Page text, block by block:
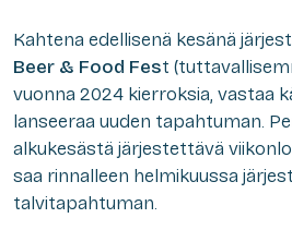
Kahtena edellisenä kesänä
Beer & Food Fest
vuonna 2024 kierroksia, vastaa
lanseeraa uuden tapahtuman.
alkukesästä järjestettävä
saa rinnalleen helmikuussa
talvitapahtuman.